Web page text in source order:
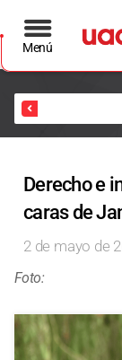
Menú
Derecho e
caras de
2 de mayo de
Foto: